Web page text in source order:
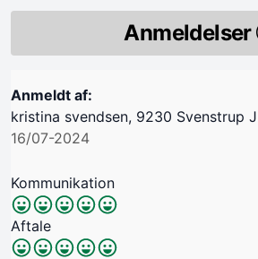
Anmeldelser
Anmeldt af:
kristina svendsen, 9230 Svenstrup J
16/07-2024
Kommunikation
Aftale